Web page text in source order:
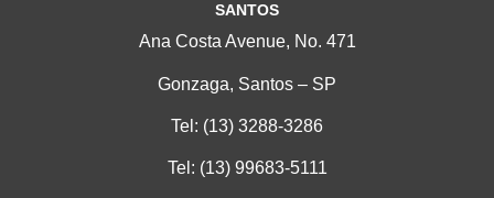
SANTOS
Ana Costa Avenue, No. 471
Gonzaga, Santos – SP
Tel: (13) 3288-3286
Tel: (13) 99683-5111